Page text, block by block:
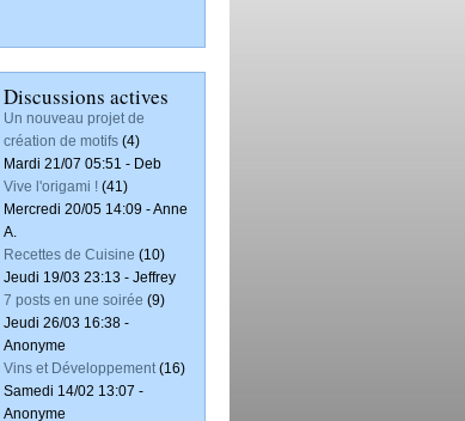
Discussions actives
Un nouveau projet de
création de motifs (4)
Mardi 21/07 05:51 - Deb
Vive l'origami ! (41)
Mercredi 20/05 14:09 - Anne
A.
Recettes de Cuisine (10)
Jeudi 19/03 23:13 - Jeffrey
7 posts en une soirée (9)
Jeudi 26/03 16:38 -
Anonyme
Vins et Développement(16)
Samedi 14/02 13:07 -
Anonyme